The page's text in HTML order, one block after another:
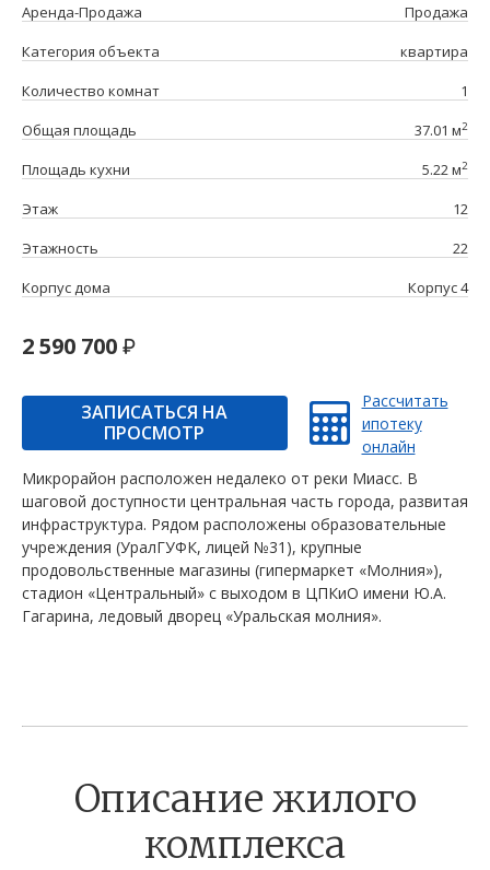
Аренда-Продажа
Продажа
Категория объекта
квартира
Количество комнат
1
Общая площадь
37.01 м2
Площадь кухни 5.22 м2
Этаж
12
Этажность
22
Корпус дома
Корпус 4
2 590 700
ЗАПИСАТЬСЯ НА
ПРОСМОТР
Рассчитать
ипотеку
онлайн
Микрорайон расположен недалеко от реки Миасс. В
шаговой доступности центральная часть города, развитая
инфраструктура. Рядом расположены образовательные
учреждения (УралГУФК, лицей №31), крупные
продовольственные магазины (гипермаркет «Молния»),
стадион «Центральный» с выходом в ЦПКиО имени Ю.А.
Гагарина, ледовый дворец «Уральская молния».
Описание жилого
комплекса